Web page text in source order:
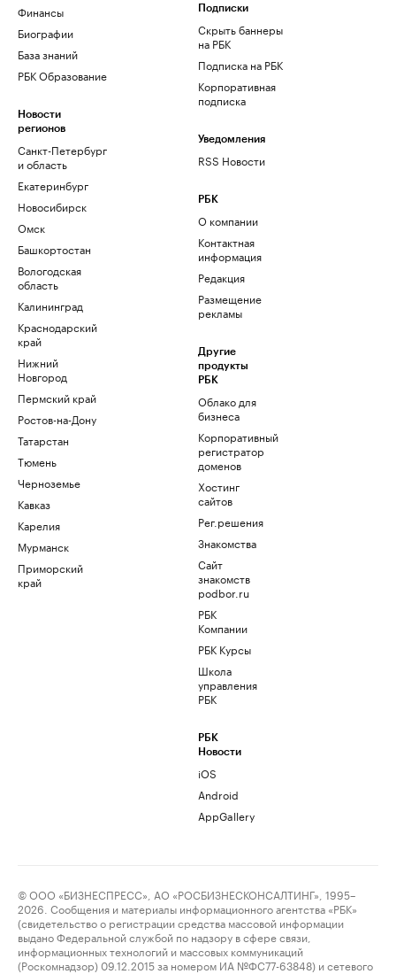
Финансы
Биографии
База знаний
РБК Образование
Новости
регионов
Санкт-Петербург
и область
Екатеринбург
Новосибирск
Омск
Башкортостан
Вологодская
область
Калининград
Краснодарский
край
Нижний
Новгород
Пермский край
Ростов-на-Дону
Татарстан
Тюмень
Черноземье
Кавказ
Карелия
Мурманск
Приморский
край
Подписки
Скрыть баннеры
на РБК
Подписка на РБК
Корпоративная
подписка
Уведомления
RSS Новости
РБК
О компании
Контактная
информация
Редакция
Размещение
рекламы
Другие
продукты
РБК
Облако для
бизнеса
Корпоративный
регистратор
доменов
Хостинг
сайтов
Рег.решения
Знакомства
Сайт
знакомств
podbor.ru
РБК
Компании
РБК Курсы
Школа
управления
РБК
РБК
Новости
iOS
Android
AppGallery
© ООО «БИЗНЕСПРЕСС», АО «РОСБИЗНЕСКОНСАЛТИНГ», 1995–
2026. Сообщения и материалы информационного агентства «РБК»
(свидетельство о регистрации средства массовой информации
выдано Федеральной службой по надзору в сфере связи,
информационных технологий и массовых коммуникаций
(Роскомнадзор) 09.12.2015 за номером ИА №ФС77-63848) и сетевого